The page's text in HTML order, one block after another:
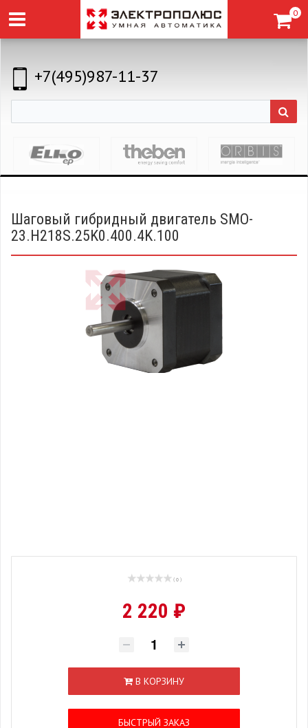
0
+7(495)987-11-37
Шаговый гибридный двигатель SMO-
23.H218S.25K0.400.4K.100
( 0 )
2 220 ₽
В КОРЗИНУ
БЫСТРЫЙ ЗАКАЗ